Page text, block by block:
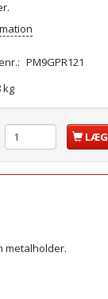
PM9GPR121
kg
metalholder.